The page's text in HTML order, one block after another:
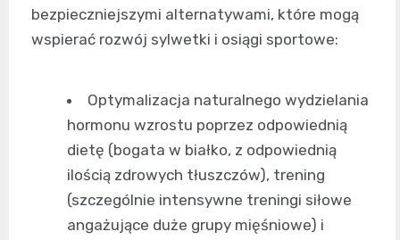
bezpieczniejszymi alternatywami, które mogą
wspierać rozwój sylwetki i osiągi sportowe:
Optymalizacja naturalnego wydzielania
hormonu wzrostu poprzez odpowiednią
dietę (bogata w białko, z odpowiednią
ilością zdrowych tłuszczów), trening
(szczególnie intensywne treningi siłowe
angażujące duże grupy mięśniowe) i